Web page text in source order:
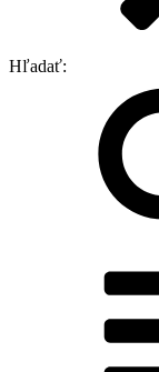
Hľadať: